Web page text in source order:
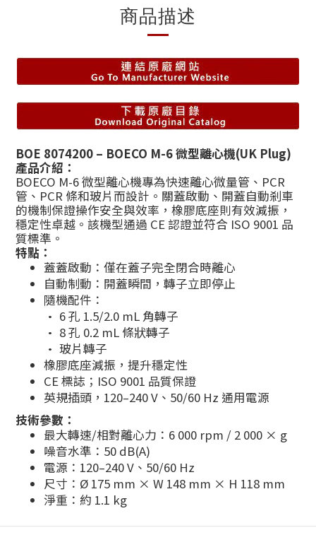
商品描述
BOE 8074200 – BOECO M-6 微型離心機(UK Plug)
產品介紹：
BOECO M-6 微型離心機專為快速離心微量管、PCR
管、PCR 條和玻片而設計。關蓋啟動、開蓋自動剎車
的機制保證操作安全與效率，橡膠底座則有效減振，
穩定性卓越。該機型通過 CE 認證並符合 ISO 9001 品
質標準。
特點：
蓋蓋啟動：僅在蓋子完全閉合時離心
自動制動：開蓋瞬間，轉子立即停止
隨機配件：
• 6 孔 1.5/2.0 mL 角轉子
• 8 孔 0.2 mL 條狀轉子
• 玻片轉子
橡膠底座減振，提升穩定性
CE 標誌；ISO 9001 品質保證
英規插頭，120–240 V、50/60 Hz 通用電源
技術參數：
最大轉速/相對離心力：6 000 rpm / 2 000 × g
噪音水準：50 dB(A)
電源：120–240 V、50/60 Hz
尺寸：Ø 175 mm × W 148 mm × H 118 mm
淨重：約 1.1 kg